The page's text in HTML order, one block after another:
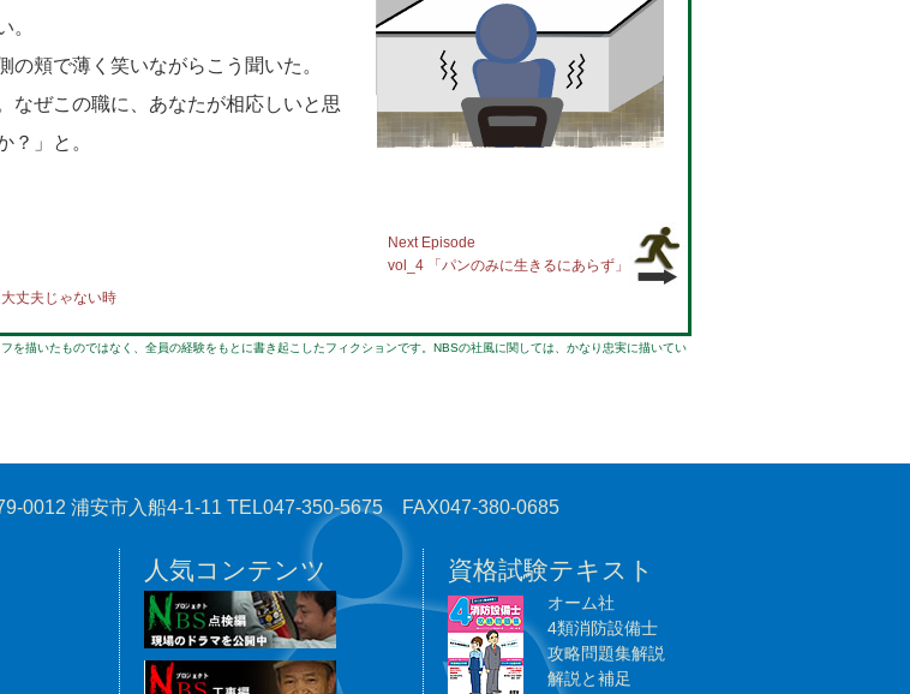
。
の頬で薄く笑いながらこう聞いた。
なぜこの職に、あなたが相応しいと思
？」と。
丈夫じゃない時
Next Episode
vol_4 「パンのみに生きるにあらず」
を描いたものではなく、全員の経験をもとに書き起こしたフィクションです。NBSの社風に関しては、かなり忠実に描いてい
0012 浦安市入船4-1-11 TEL047-350-5675 FAX047-380-0685
人気コンテンツ 資格試験テキスト
オーム社
4類消防設備士
攻略問題集解説
解説と補足